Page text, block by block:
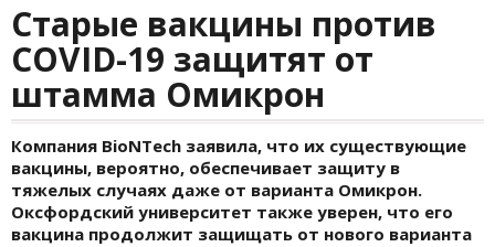
Старые вакцины против
COVID-19 защитят от
штамма Омикрон
Компания BioNTech заявила, что их существующие
вакцины, вероятно, обеспечивает защиту в
тяжелых случаях даже от варианта Омикрон.
Оксфордский университет также уверен, что его
вакцина продолжит защищать от нового варианта